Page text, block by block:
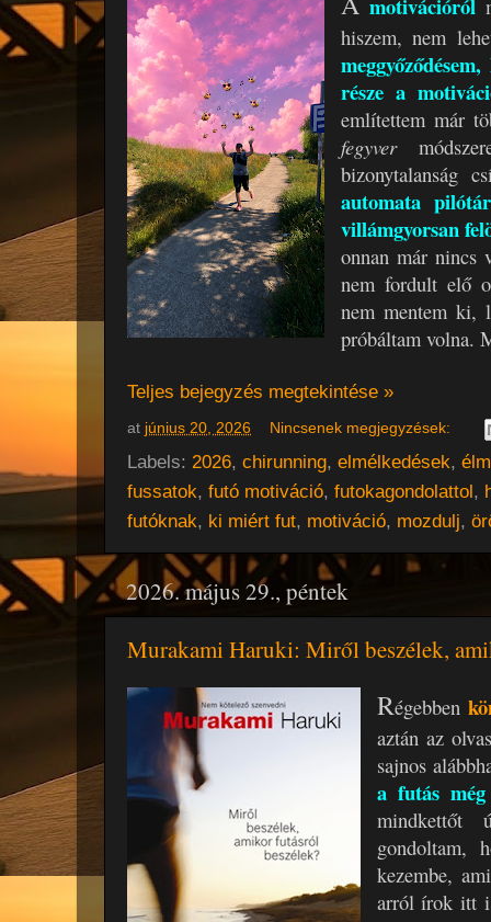
hiszem, nem
része a
említettem már
fegyver
bizonytalanság
automata
villámgyorsan
onnan már nincs
nem fordult elő
nem mentem ki,
próbáltam volna.
Teljes bejegyzés megtekintése »
at június 20, 2026 Nincsenek megjegyzések:
Labels: 2026, chirunning, elmélkedések,
fussatok, futó motiváció, futokagondolattol ,
futóknak, ki miért fut, motiváció, mozdulj,
2026. május 29., péntek
Murakami Haruki: Miről ​beszélek,
Régebben
aztán az
sajnos
a futás
mindkettőt
gondoltam,
kezembe,
arról írok itt